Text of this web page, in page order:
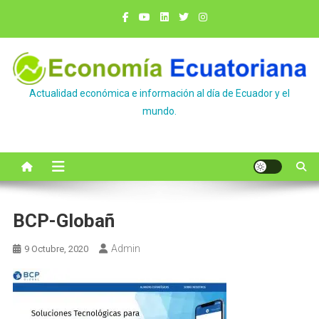
Actualidad económica e información al día de Ecuador y el
mundo.
BCP-Globañ
9 Octubre, 2020 Admin